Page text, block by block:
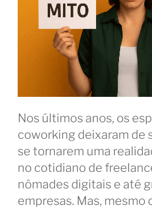
trabalho”
Nos últimos anos, os
coworking deixaram de
se tornarem uma
no cotidiano de
nômades digitais e até
empresas. Mas, mesmo